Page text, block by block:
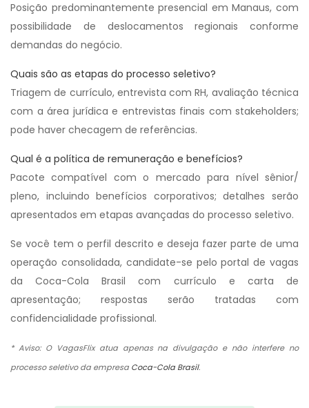
Posição predominantemente presencial em Manaus, com
possibilidade de deslocamentos regionais conforme
demandas do negócio.
Quais são as etapas do processo seletivo?
Triagem de currículo, entrevista com RH, avaliação técnica
com a área jurídica e entrevistas finais com stakeholders;
pode haver checagem de referências.
Qual é a política de remuneração e benefícios?
Pacote compatível com o mercado para nível sênior/
pleno, incluindo benefícios corporativos; detalhes serão
apresentados em etapas avançadas do processo seletivo.
Se você tem o perfil descrito e deseja fazer parte de uma
operação consolidada, candidate-se pelo portal de vagas
da Coca-Cola Brasil com currículo e carta de
apresentação; respostas serão tratadas com
confidencialidade profissional.
* Aviso: O VagasFlix atua apenas na divulgação e não interfere no
processo seletivo da empresa Coca-Cola Brasil.